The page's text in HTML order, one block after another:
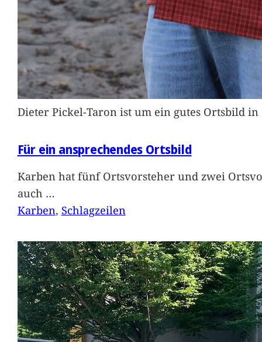
Dieter Pickel-Taron ist um ein gutes Ortsbild
Für ein ansprechendes Ortsbild
Karben hat fünf Ortsvorsteher und zwei
auch …
Karben, Schlagzeilen